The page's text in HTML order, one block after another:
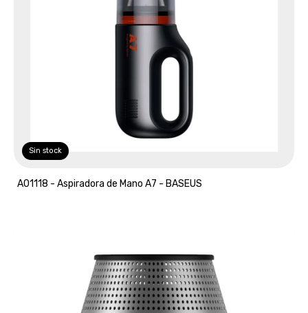
Sin stock
A01118 - Aspiradora de Mano A7 - BASEUS